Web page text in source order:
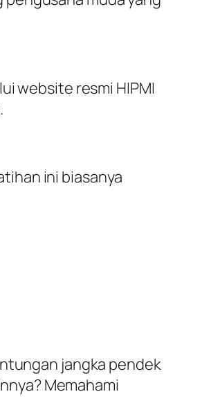
website resmi HIPMI
ini biasanya
jangka pendek
Memahami